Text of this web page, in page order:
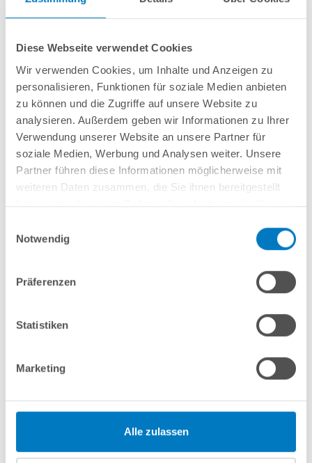
Diese Webseite verwendet Cookies
Wir verwenden Cookies, um Inhalte und Anzeigen zu
personalisieren, Funktionen für soziale Medien anbieten
zu können und die Zugriffe auf unsere Website zu
analysieren. Außerdem geben wir Informationen zu Ihrer
Verwendung unserer Website an unsere Partner für
soziale Medien, Werbung und Analysen weiter. Unsere
Partner führen diese Informationen möglicherweise mit
weiteren Daten zusammen, die Sie ihnen bereitgestellt
Notwendig
Präferenzen
Statistiken
Marketing
Alle zulassen
0,6 mm starker, feuerverzinkter Stahlwand + sehr passgenauer, blauer PVC-
Poolfolie 0,8 mm mitEinhängebiese+Kombi-Spezialhandlauf aus
hochwertigem und stabilem Aluminium sowie Bodenschienen aus
Kunststoff.
Vergleichen Merken
Fragen? Wir helfen Ihnen gerne weiter:
Anfrageformular
Produktbeschreibung